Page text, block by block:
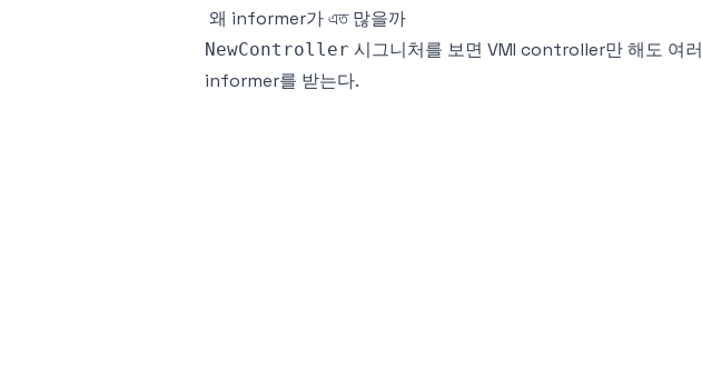
왜 informer가 এত 많을까
NewController 시그니처를 보면 VMI controller만 해도 여러
informer를 받는다.